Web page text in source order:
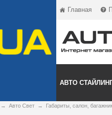
Главная
АВТО
→ Авто Свет → Габариты, салон,